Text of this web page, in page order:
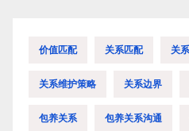
价值匹配 关系匹配 关
关系维护策略 关系边界
包养关系 包养关系沟通